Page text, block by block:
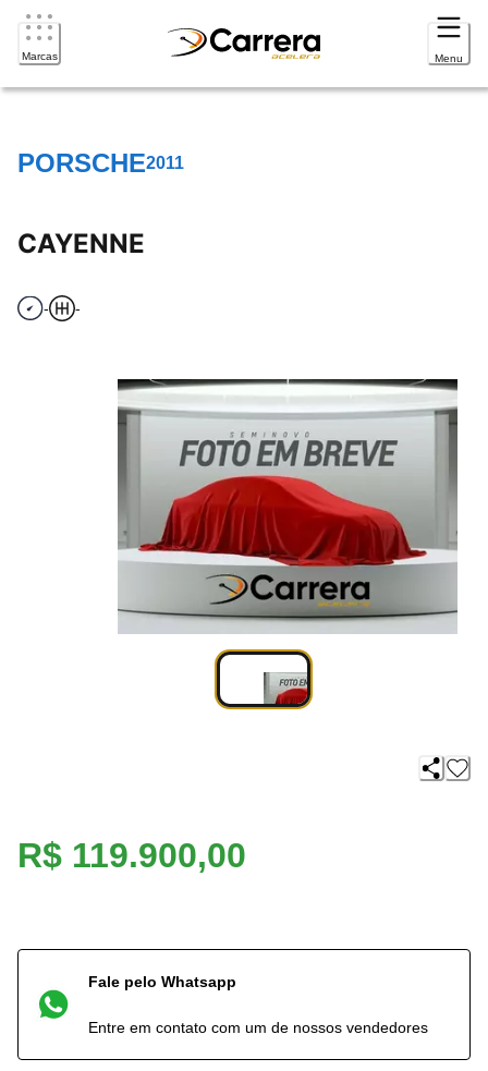
Marcas Menu
PORSCHE2011
CAYENNE
- -
R$ 119.900,00
Fale pelo Whatsapp
Entre em contato com um de nossos vendedores